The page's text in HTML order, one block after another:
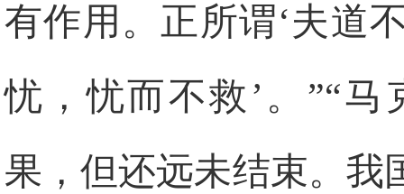
有作用。正所谓‘夫道
忧，忧而不救’。”“
果，但还远未结束。我